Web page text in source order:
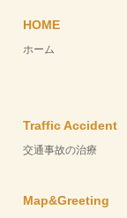
HOME
ホーム
Traffic Accident
交通事故の治療
Map&Greeting